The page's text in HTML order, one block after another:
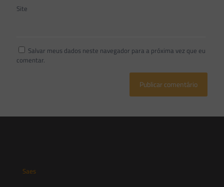
Site
Salvar meus dados neste navegador para a próxima vez que eu
comentar.
Saes